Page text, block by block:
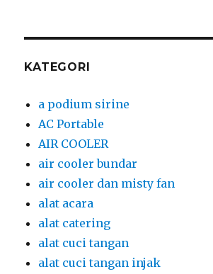
KATEGORI
a podium sirine
AC Portable
AIR COOLER
air cooler bundar
air cooler dan misty fan
alat acara
alat catering
alat cuci tangan
alat cuci tangan injak